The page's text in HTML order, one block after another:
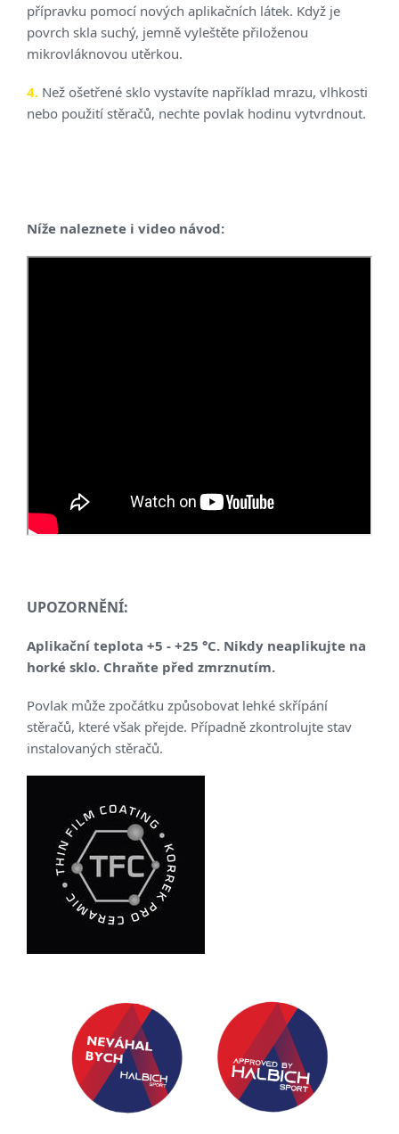
přípravku pomocí nových aplikačních látek. Když je
povrch skla suchý, jemně vyleštěte přiloženou
mikrovláknovou utěrkou.
4. Než ošetřené sklo vystavíte například mrazu, vlhkosti
nebo použití stěračů, nechte povlak hodinu vytvrdnout.
Níže naleznete i video návod:
UPOZORNĚNÍ:
Aplikační teplota +5 - +25 °C. Nikdy neaplikujte na
horké sklo. Chraňte před zmrznutím.
Povlak může zpočátku způsobovat lehké skřípání
stěračů, které však přejde. Případně zkontrolujte stav
instalovaných stěračů.